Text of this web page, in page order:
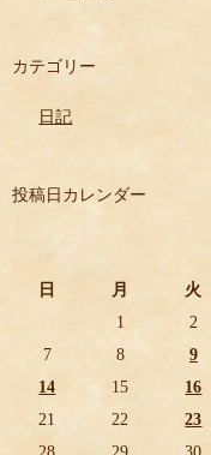
カテゴリー
日記
投稿日カレンダー
日 月 火
1
2
7
8 9
14
15 16
21
22 23